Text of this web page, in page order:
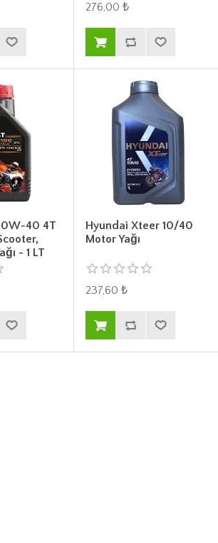
276,00 ₺
40 4T
- 1 LT
Hyundai Xteer 10/40
Motor Yağı
237,60 ₺